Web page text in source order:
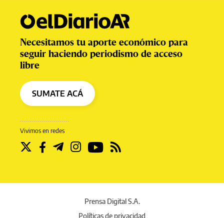
Vivimos en redes
Necesitamos tu aporte económico para
seguir haciendo periodismo de acceso
libre
SUMATE ACÁ
Prensa Digital S.A.
Políticas de privacidad